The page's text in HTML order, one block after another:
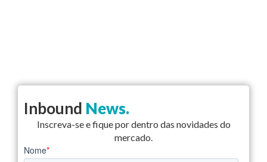
Inbound News.
Inscreva-se e fique por dentro das novidades do
mercado.